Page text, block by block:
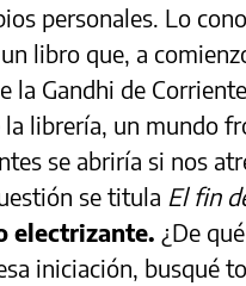
personales. Lo
libro que, a
la Gandhi de
la librería, un mundo
se abriría si nos
se titula El fin
electrizante. ¿De
iniciación, busqué